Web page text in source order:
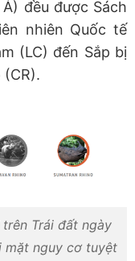
đều được Sách
nhiên Quốc tế
(LC) đến Sắp bị
Trái đất ngày
mặt nguy cơ tuyệt